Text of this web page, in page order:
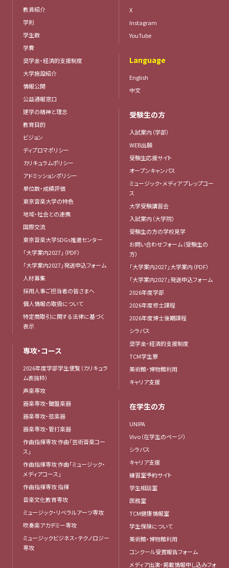
教員紹介
学則
学生数
学費
奨学金・経済的支援制度
大学施設紹介
情報公開
公益通報窓口
建学の精神と理念
教育目的
ビジョン
ディプロマポリシー
カリキュラムポリシー
アドミッションポリシー
単位数・成績評価
東京音楽大学の特色
地域・社会との連携
国際交流
東京音楽大学SDGs推進センター
「大学案内2027」（PDF）
「大学案内2027」発送申込フォーム
人材募集
採用人事ご担当者の皆さまへ
個人情報の取扱について
特定商取引に関する法律に基づく
表示
専攻・コース
2026年度学部学生便覧（カリキュラ
ム表抜粋）
声楽専攻
器楽専攻・鍵盤楽器
器楽専攻・弦楽器
器楽専攻・管打楽器
作曲指揮専攻 作曲「芸術音楽コー
ス」
作曲指揮専攻 作曲「ミュージック・
メディアコース」
作曲指揮専攻 指揮
音楽文化教育専攻
ミュージック・リベラルアーツ専攻
吹奏楽アカデミー専攻
ミュージックビジネス・テクノロジー
専攻
X
Instagram
YouTube
Language
English
中文
受験生の方
入試案内（学部）
WEB出願
受験生応援サイト
オープンキャンパス
ミュージック・メディア プレップコー
ス
大学受験講習会
入試案内（大学院）
受験生の方の学校見学
お問い合わせフォーム（受験生の
方）
「大学案内2027」大学案内（PDF）
「大学案内2027」発送申込フォーム
2026年度学部
2026年度修士課程
2026年度博士後期課程
シラバス
奨学金・経済的支援制度
TCM学生寮
美術館・博物館利用
キャリア支援
在学生の方
UNIPA
Vivo（在学生のページ）
シラバス
キャリア支援
練習室予約サイト
学生相談室
医務室
TCM健康情報室
学生保険について
美術館・博物館利用
コンクール受賞報告フォーム
メディア出演・掲載情報申し込みフォ